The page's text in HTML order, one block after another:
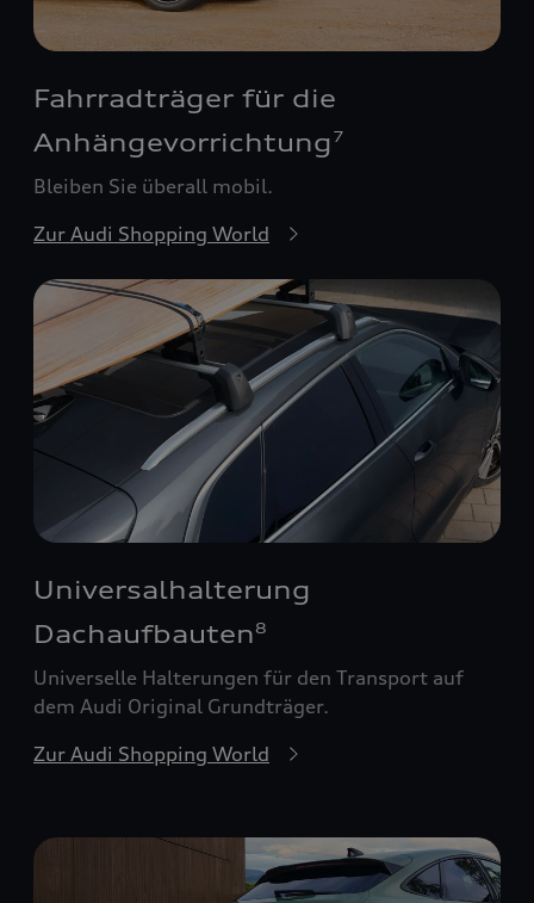
Fahrradträger für die
Anhängevorrichtung 7
Bleiben Sie überall mobil.
Zur Audi Shopping World
Universalhalterung
Dachaufbauten8
Universelle Halterungen für den Transport auf
dem Audi Original Grundträger.
Zur Audi Shopping World